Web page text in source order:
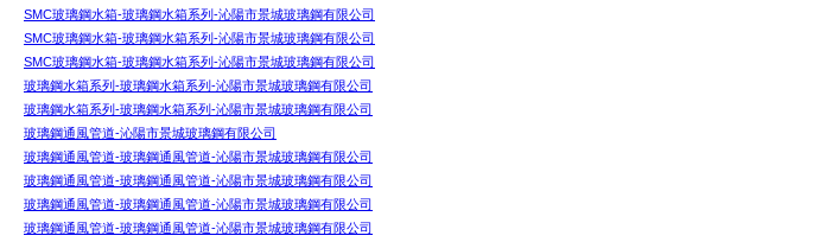
SMC玻璃鋼水箱-玻璃鋼水箱系列-沁陽市景城玻璃鋼有限公司
SMC玻璃鋼水箱-玻璃鋼水箱系列-沁陽市景城玻璃鋼有限公司
SMC玻璃鋼水箱-玻璃鋼水箱系列-沁陽市景城玻璃鋼有限公司
玻璃鋼水箱系列-玻璃鋼水箱系列-沁陽市景城玻璃鋼有限公司
玻璃鋼水箱系列-玻璃鋼水箱系列-沁陽市景城玻璃鋼有限公司
玻璃鋼通風管道-沁陽市景城玻璃鋼有限公司
玻璃鋼通風管道-玻璃鋼通風管道-沁陽市景城玻璃鋼有限公司
玻璃鋼通風管道-玻璃鋼通風管道-沁陽市景城玻璃鋼有限公司
玻璃鋼通風管道-玻璃鋼通風管道-沁陽市景城玻璃鋼有限公司
玻璃鋼通風管道-玻璃鋼通風管道-沁陽市景城玻璃鋼有限公司